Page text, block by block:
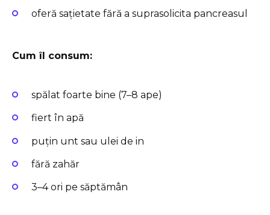
oferă sațietate fără a suprasolicita pancreasul
Cum îl consum:
spălat foarte bine (7–8 ape)
fiert în apă
puțin unt sau ulei de in
fără zahăr
3–4 ori pe săptămân